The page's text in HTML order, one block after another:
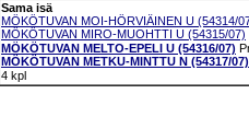
Sama isä
MÖKÖTUVAN MOI-HÖRVIÄINEN U (54314/
MÖKÖTUVAN MIRO-MUOHTTI U (54315/07)
MÖKÖTUVAN MELTO-EPELI U (54316/07)
MÖKÖTUVAN METKU-MINTTU N (54317/07)
4 kpl